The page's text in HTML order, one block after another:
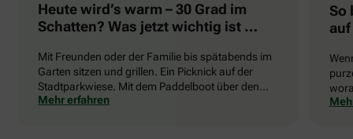
Heute wird’s warm – 30 Grad im
Schatten? Was jetzt wichtig ist …
Mit Freunden oder der Familie bis spätabends im
Garten sitzen und grillen. Ein Picknick auf der
Stadtparkwiese. Mit dem Paddelboot über den
See gleiten oder eine Radtour durch die blühende
Mehr erfahren
So
die